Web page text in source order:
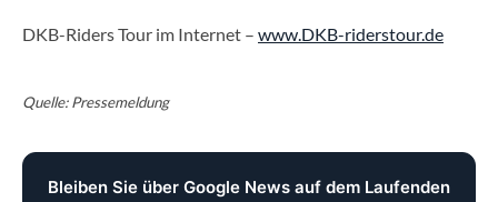
DKB-Riders Tour im Internet – www.DKB-riderstour.de
Quelle: Pressemeldung
Bleiben Sie über Google News auf dem Laufenden